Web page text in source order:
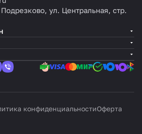
ул. Центральная, стр.
конфиденциальностиОферта